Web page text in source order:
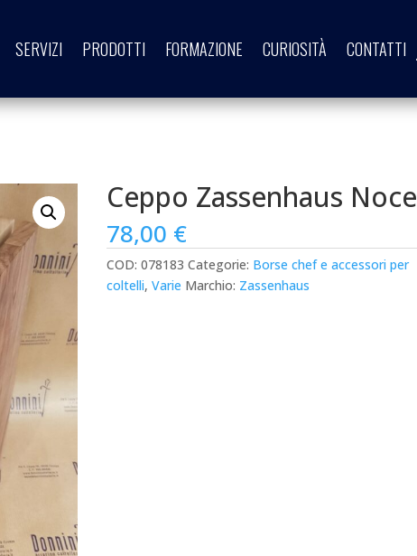
SERVIZI PRODOTTI FORMAZIONE CURIOSITÀ CONTATTI
Ceppo Zassenhaus Noce
78,00 €
COD:078183 Categorie: Borse chef e accessori per
coltelli,Varie Marchio: Zassenhaus